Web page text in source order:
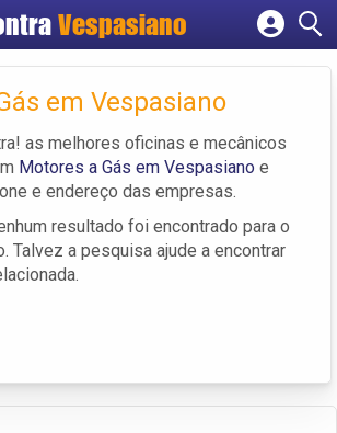
Vespasiano
Cadastrar empresa
Criar conta
em Vespasiano
as melhores oficinas e mecânicos
Motores a Gás em Vespasiano e
e endereço das empresas.
resultado foi encontrado para o
Talvez a pesquisa ajude a encontrar